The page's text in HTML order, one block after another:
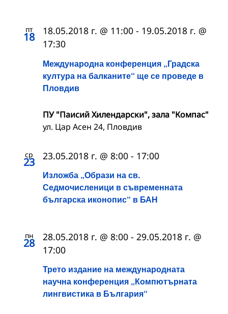
пт
18
Международна конференция „Градска
култура на балканите“ ще се проведе в
Пловдив
18.05.2018 г. @ 11:00 - 19.05.2018 г. @
17:30
ПУ "Паисий Хилендарски", зала "Компас"
ул. Цар Асен 24, Пловдив
ср
23
Изложба „Образи на св.
Седмочисленици в съвременната
българска иконопис“ в БАН
23.05.2018 г. @ 8:00 - 17:00
пн
28
Трето издание на международната
научна конференция „Компютърната
лингвистика в България“
28.05.2018 г. @ 8:00 - 29.05.2018 г. @
17:00